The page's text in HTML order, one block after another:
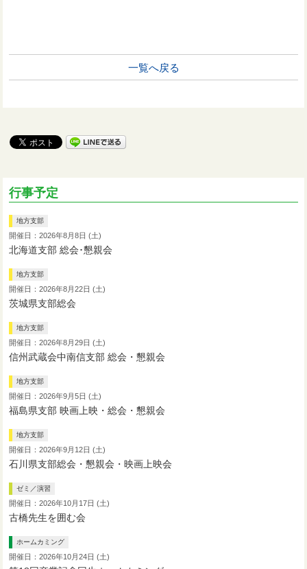
一覧へ戻る
行事予定
地方支部
開催日：2026年8月8日 (土)
北海道支部 総会･懇親会
地方支部
開催日：2026年8月22日 (土)
茨城県支部総会
地方支部
開催日：2026年8月29日 (土)
信州武蔵会中南信支部 総会・懇親会
地方支部
開催日：2026年9月5日 (土)
福島県支部 映画上映・総会・懇親会
地方支部
開催日：2026年9月12日 (土)
石川県支部総会・懇親会・映画上映会
ゼミ／演習
開催日：2026年10月17日 (土)
古橋先生を囲む会
ホームカミング
開催日：2026年10月24日 (土)